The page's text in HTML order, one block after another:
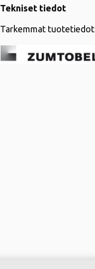
Tekniset tiedot
Tarkemmat tuotetiedot